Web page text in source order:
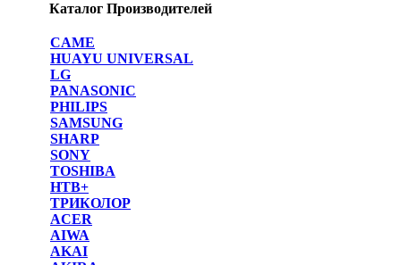
Каталог Производителей
CAME
HUAYU UNIVERSAL
LG
PANASONIC
PHILIPS
SAMSUNG
SHARP
SONY
TOSHIBA
НТВ+
ТРИКОЛОР
ACER
AIWA
AKAI